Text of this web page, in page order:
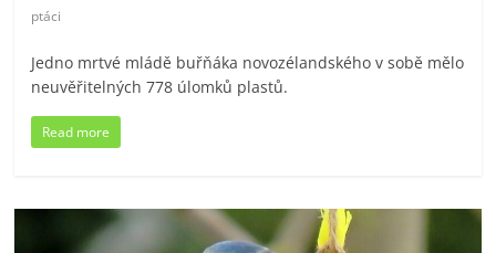
ptáci
Jedno mrtvé mládě buřňáka novozélandského v sobě mělo
neuvěřitelných 778 úlomků plastů.
Read more